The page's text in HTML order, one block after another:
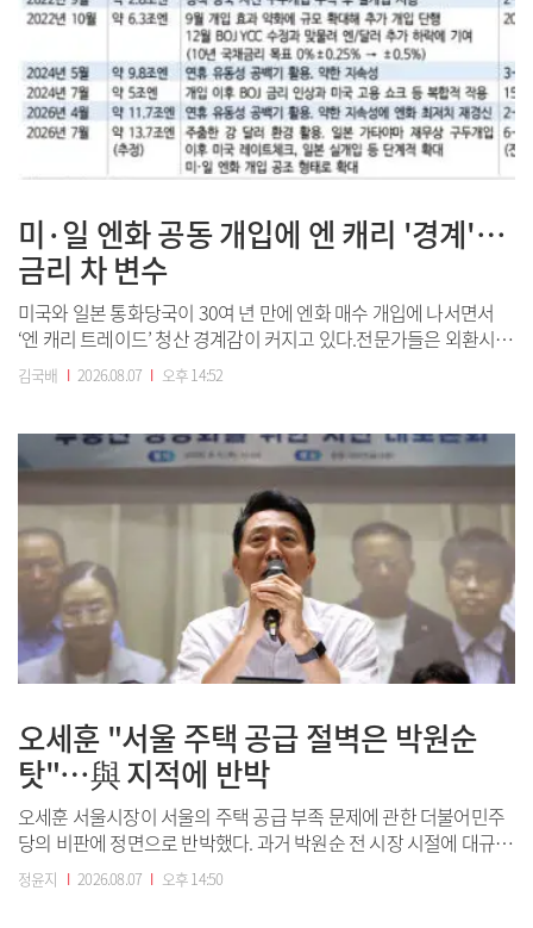
미·일 엔화 공동 개입에 엔 캐리 '경계'…
금리 차 변수
미국와 일본 통화당국이 30여 년 만에 엔화 매수 개입에 나서면서
‘엔 캐리 트레이드’ 청산 경계감이 커지고 있다.전문가들은 외환시장
개입만으로 엔화 약세 추세가 단번에 뒤집히기는 어려워 당장 금융
시장에 큰 영향을 주진 않을 것으로 분석했다. 다만 일본은행(BOJ)
금리 차를 좁히는 요...
김국배 I 2026.08.07 I 오후 14:52
오세훈 "서울 주택 공급 절벽은 박원순
탓"…與 지적에 반박
오세훈 서울시장이 서울의 주택 공급 부족 문제에 관한 더불어민주
당의 비판에 정면으로 반박했다. 과거 박원순 전 시장 시절에 대규모
정비구역을 규제하는 등 여권 책임이 크다는 것이다. 오세훈 서울시
장이 6일 서울 중구 서울시청 대회의실에서 열린 '부동산 정상화를
정윤지 I 2026.08.07 I 오후 14:50